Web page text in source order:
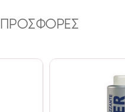
ΠΡΟΣΦΟΡΕΣ